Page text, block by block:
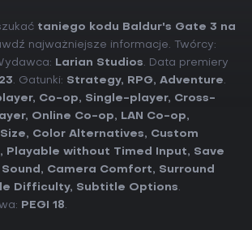
taniego kodu Baldur's Gate 3 na
najważniejsze informacje. Twórcy:
Larian Studios. Data premiery
. Gatunki: Strategy, RPG, Adventure.
, Co-op, Single-player, Cross-
, Online Co-op, LAN Co-op,
, Color Alternatives, Custom
, Playable without Timed Input, Save
, Camera Comfort, Surround
Difficulty, Subtitle Options.
PEGI 18.